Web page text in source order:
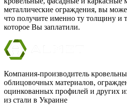
металлические ограждения, вы
что получите именно ту толщину и
которое Вы заплатили.
Компания-производитель
облицовочных материалов,
оцинкованных профилей и других
из стали в Украине